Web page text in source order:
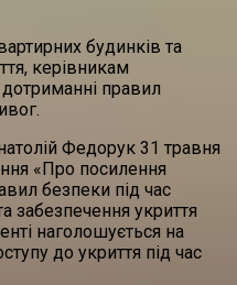
будинків та
керівникам
правил
Федорук 31 травня
«Про посилення
безпеки під час
забезпечення укриття
наголошується на
до укриття під час